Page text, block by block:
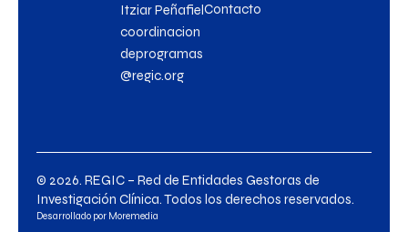
Itziar Peñafiel
coordinacion
deprogramas
@regic.org
Contacto
© 2026. REGIC – Red de Entidades Gestoras de
Investigación Clínica. Todos los derechos reservados.
Desarrollado por Moremedia